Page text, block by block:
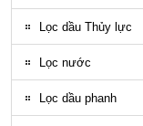
Lọc dầu Thủy lực
Lọc nước
Lọc dầu phanh